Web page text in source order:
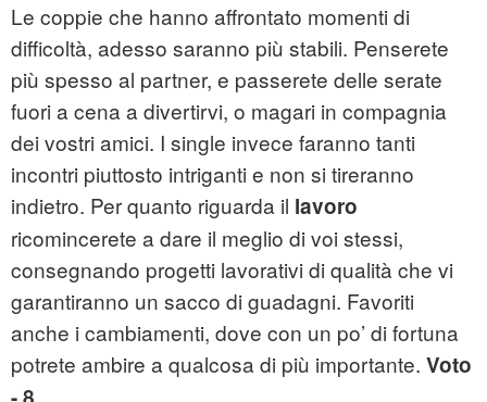
Le coppie che hanno affrontato momenti di
difficoltà, adesso saranno più stabili. Penserete
più spesso al partner, e passerete delle serate
fuori a cena a divertirvi, o magari in compagnia
dei vostri amici. I single invece faranno tanti
incontri piuttosto intriganti e non si tireranno
indietro. Per quanto riguarda il lavoro
ricomincerete a dare il meglio di voi stessi,
consegnando progetti lavorativi di qualità che vi
garantiranno un sacco di guadagni. Favoriti
anche i cambiamenti, dove con un po’ di fortuna
potrete ambire a qualcosa di più importante. Voto